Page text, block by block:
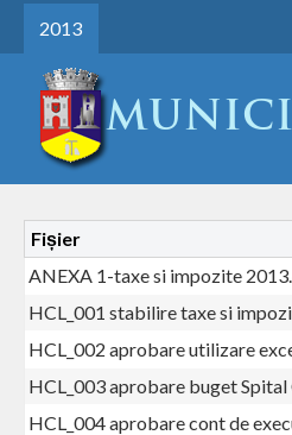
2013
Fișier
ANEXA 1-taxe si impozite
HCL_001 stabilire taxe si
HCL_002 aprobare utilizare
HCL_003 aprobare buget
HCL_004 aprobare cont de